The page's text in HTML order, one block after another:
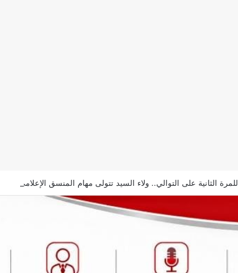
للمرة الثانية على التوالي.. ولاء السيد تتولى مهام المنسق الإعلامي